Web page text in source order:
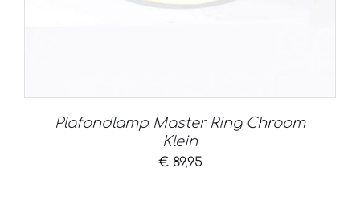
Plafondlamp Master Ring Chroom
Klein
€89,95